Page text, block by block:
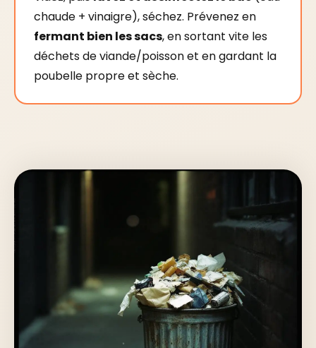
chaude + vinaigre), séchez. Prévenez en
fermant bien les sacs, en sortant vite les
déchets de viande/poisson et en gardant la
poubelle propre et sèche.